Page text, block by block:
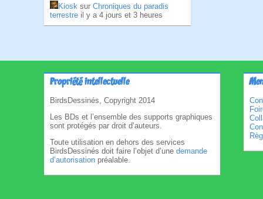
Kiosk sur Chroniques du paradis
terrestre il y a 4 jours et 3 heures
Propriété intellectuelle
BirdsDessinés, Copyright 2014
Les BDs et l’ensemble des supports graphiques
sont protégés par droit d’auteurs.
Toute utilisation en dehors des services
BirdsDessinés doit faire l’objet d’une demande
d’autorisation préalable.